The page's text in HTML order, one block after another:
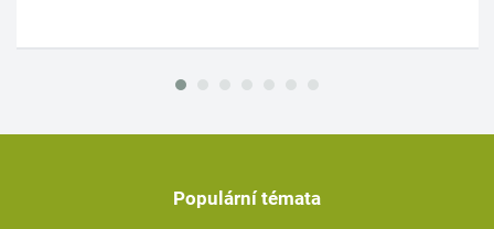
Populární témata